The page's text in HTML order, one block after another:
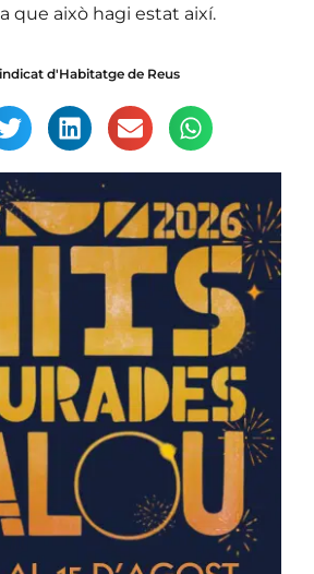
que això hagi estat així.
d'Habitatge de Reus